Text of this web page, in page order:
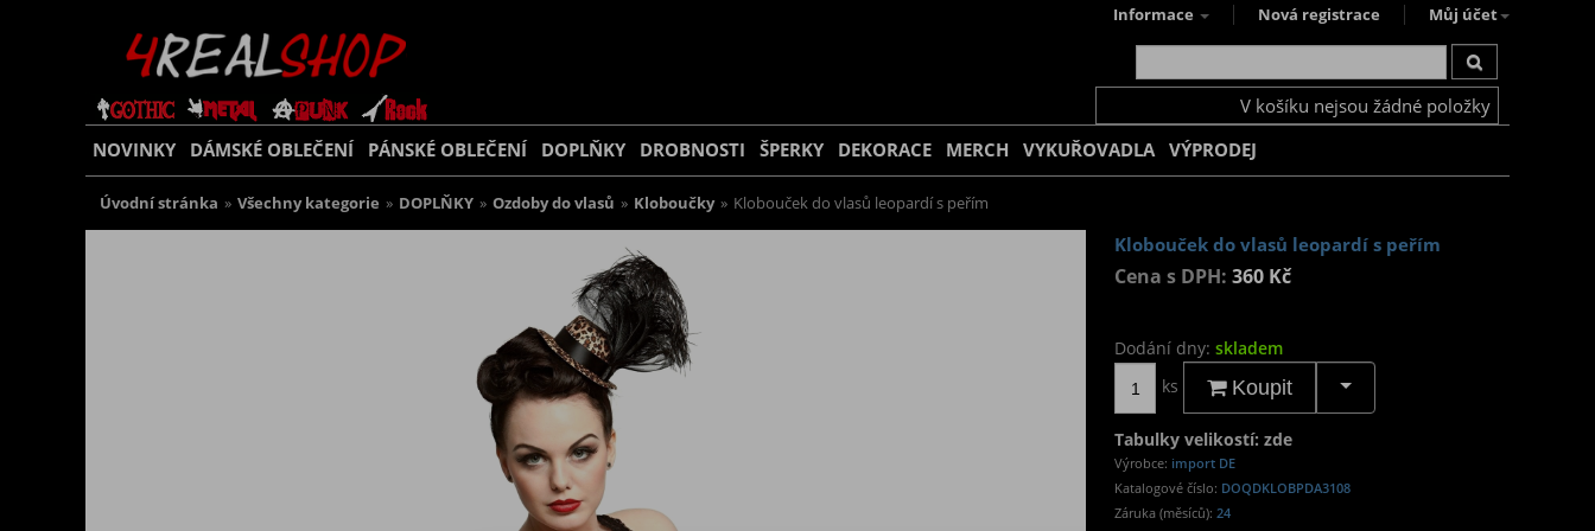
Informace Nová registrace Můj účet
V košíku nejsou žádné položky
NOVINKY DÁMSKÉ OBLEČENÍ PÁNSKÉ OBLEČENÍ DOPLŇKY DROBNOSTI ŠPERKY DEKORACE MERCH VYKUŘOVADLA VÝPRODEJ
Úvodní stránka » Všechny kategorie » DOPLŇKY » Ozdoby do vlasů » Kloboučky » Klobouček do vlasů leopardí s peřím
Klobouček do vlasů leopardí s peřím
Cena s DPH: 360 Kč
Dodání dny: skladem
ks
Koupit
Tabulky velikostí: zde
Výrobce: import DE
Katalogové číslo: DOQDKLOBPDA3108
Záruka (měsíců): 24